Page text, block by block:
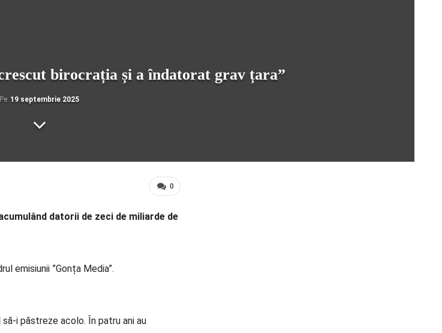
birocrația și a îndatorat grav țara”
Pe 19 septembrie 2025
0
datorii de zeci de miliarde de
emisiunii ”Gonța Media”.
i păstreze acolo. În patru ani au